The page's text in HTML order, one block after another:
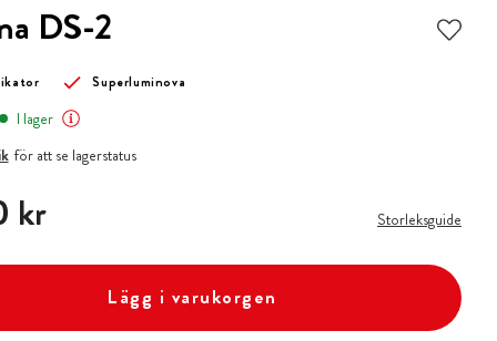
DS-2
Superluminova
I lager
för att se lagerstatus
krkr Storleksguide
Lägg i varukorgen